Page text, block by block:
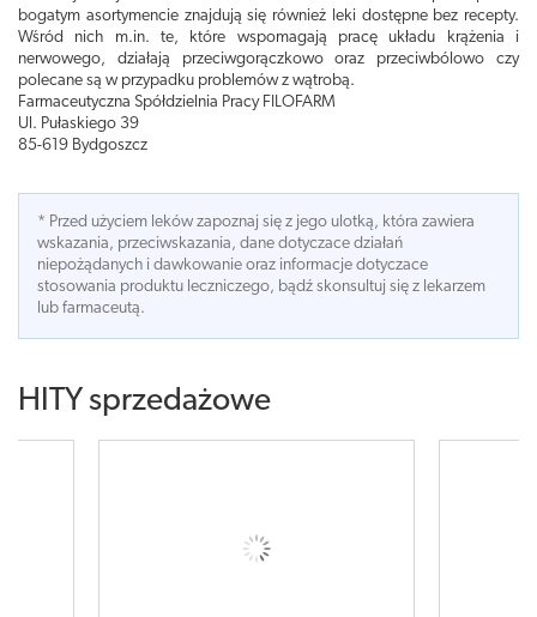
bogatym asortymencie znajdują się również leki dostępne bez recepty.
Wśród nich m.in. te, które wspomagają pracę układu krążenia i
nerwowego, działają przeciwgorączkowo oraz przeciwbólowo czy
polecane są w przypadku problemów z wątrobą.
Farmaceutyczna Spółdzielnia Pracy FILOFARM
Ul. Pułaskiego 39
85-619 Bydgoszcz
* Przed użyciem leków zapoznaj się z jego ulotką, która zawiera
wskazania, przeciwskazania, dane dotyczace działań
niepożądanych i dawkowanie oraz informacje dotyczace
stosowania produktu leczniczego, bądź skonsultuj się z lekarzem
lub farmaceutą.
HITY sprzedażowe